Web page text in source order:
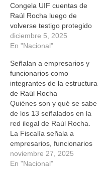
Congela UIF cuentas de
Raúl Rocha luego de
volverse testigo protegido
diciembre 5, 2025
En "Nacional"
Señalan a empresarios y
funcionarios como
integrantes de la estructura
de Raúl Rocha
Quiénes son y qué se sabe
de los 13 señalados en la
red ilegal de Raúl Rocha.
La Fiscalía señala a
empresarios, funcionarios
y operadores como
integrantes de una
noviembre 27, 2025
En "Nacional"